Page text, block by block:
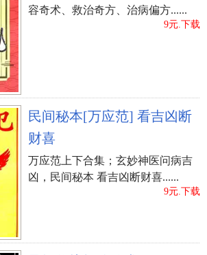
容奇术、救治奇方、治病偏方......
9元.下载
民间秘本[万应范] 看吉凶断
财喜
万应范上下合集；玄妙神医问病吉
凶，民间秘本 看吉凶断财喜......
9元.下载